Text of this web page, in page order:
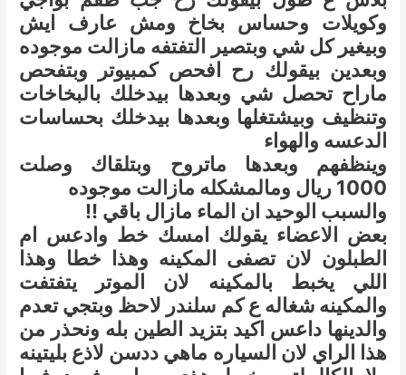
وكويلات وحساس بخاخ ومش عارف ايش
وبيغير كل شي وبتصير التفتفه مازالت موجوده
وبعدين بيقولك رح افحص كمبيوتر وبتفحص
ماراح تحصل شي وبعدها بيدخلك بالبخاخات
وتنظيف وبيشتغلها وبعدها بيدخلك بحساسات
الدعسه والهواء
وينظفهم وبعدها ماتروح وبتلقاك وصلت
1000 ريال ومالمشكله مازالت موجوده
والسبب الوحيد ان الماء مازال باقي !!
بعض الاعضاء يقولك امسك خط وادعس ام
الطبلون لان تصفى المكينه وهذا خطا وهذا
اللي يخبط بالمكينه لان الموتر يتفتفت
والمكينه شغاله ع كم سلندر لاحظ وبتجي تعدم
والدينها داعس اكيد بتزيد الطين بله ونحذر من
هذا الراي لان السياره ماهي ددسن لاذع بليتينه